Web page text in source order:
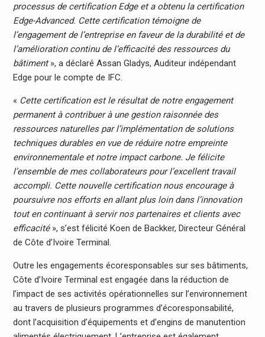
processus de certification Edge et a obtenu la certification
Edge-Advanced. Cette certification témoigne de
l’engagement de l’entreprise en faveur de la durabilité et de
l’amélioration continu de l’efficacité des ressources du
bâtiment», a déclaré Assan Gladys, Auditeur indépendant
Edge pour le compte de IFC.
« Cette certification est le résultat de notre engagement
permanent à contribuer à une gestion raisonnée des
ressources naturelles par l’implémentation de solutions
techniques durables en vue de réduire notre empreinte
environnementale et notre impact carbone. Je félicite
l’ensemble de mes collaborateurs pour l’excellent travail
accompli. Cette nouvelle certification nous encourage à
poursuivre nos efforts en allant plus loin dans l’innovation
tout en continuant à servir nos partenaires et clients avec
efficacité», s’est félicité Koen de Backker, Directeur Général
de Côte d’Ivoire Terminal.
Outre les engagements écoresponsables sur ses bâtiments,
Côte d’Ivoire Terminal est engagée dans la réduction de
l’impact de ses activités opérationnelles sur l’environnement
au travers de plusieurs programmes d’écoresponsabilité,
dont l’acquisition d’équipements et d’engins de manutention